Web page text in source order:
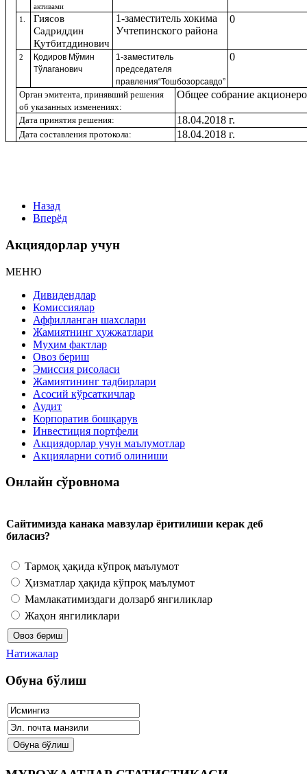
активами
1.
Гиясов
Садриддин
Қутбитддинович
1-заместитель хокима
Учтепинскогорайона
0
2
Қодиров Мўмин
Тўлаганович
1-заместитель
председателя
правления“Тошбозорсавдо”
0
Орган эмитента, принявший решения
об указанных изменениях:
Общее собрание
Дата принятия решения: 18.04.2018 г.
Дата составления протокола: 18.04.2018 г.
Назад
Вперёд
Акциядорлар учун
МЕНЮ
Дивидендлар
Комиссиялар
Аффилланган шахслари
Жамиятнинг ҳужжатлари
Муҳим фактлар
Овоз бериш
Эмиссия рисоласи
Жамиятининг тадбирлари
Асосий кўрсаткичлар
Аудит
Корпоратив бошқарув
Инвестиция портфели
Акциядорлар учун маълумотлар
Акцияларни сотиб олиниши
Онлайн сўровнома
Сайтимизда канака мавзулар ёритилиши керак деб
биласиз?
Тармоқ ҳақида кўпроқ маълумот
Ҳизматлар ҳақида кўпроқ маълумот
Мамлакатимиздаги долзарб янгиликлар
Жаҳон янгиликлари
Натижалар
Обуна бўлиш